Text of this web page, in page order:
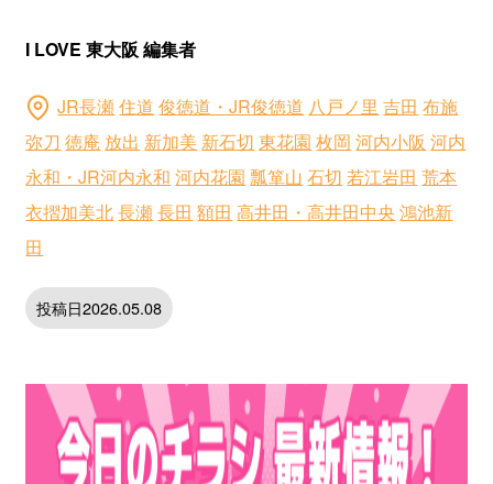
I LOVE 東大阪 編集者
JR長瀬住道 俊徳道・JR俊徳道 八戸ノ里 吉田 布施
弥刀 徳庵 放出 新加美 新石切 東花園 枚岡 河内小阪 河内
永和・JR河内永和 河内花園 瓢箪山 石切 若江岩田 荒本
衣摺加美北長瀬長田 額田 高井田・高井田中央 鴻池新
田
投稿日2026.05.08